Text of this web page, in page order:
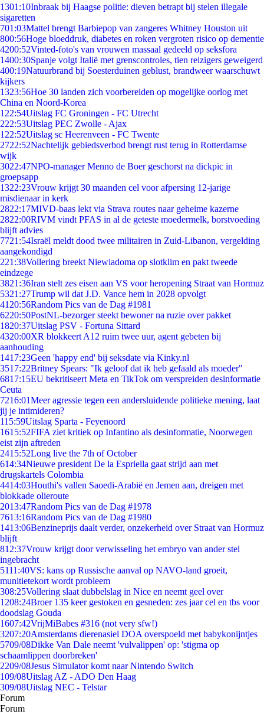
1301:10Inbraak bij Haagse politie: dieven betrapt bij stelen illegale
sigaretten
701:03Mattel brengt Barbiepop van zangeres Whitney Houston uit
800:56Hoge bloeddruk, diabetes en roken vergroten risico op dementie
4200:52Vinted-foto's van vrouwen massaal gedeeld op seksfora
1400:30Spanje volgt Italië met grenscontroles, tien reizigers geweigerd
400:19Natuurbrand bij Soesterduinen geblust, brandweer waarschuwt
kijkers
1323:56Hoe 30 landen zich voorbereiden op mogelijke oorlog met
China en Noord-Korea
1 22:54Uitslag FC Groningen - FC Utrecht
222:53Uitslag PEC Zwolle - Ajax
1 22:52Uitslag sc Heerenveen - FC Twente
2722:52Nachtelijk gebiedsverbod brengt rust terug in Rotterdamse
wijk
3022:47NPO-manager Menno de Boer geschorst na dickpic in
groepsapp
1322:23Vrouw krijgt 30 maanden cel voor afpersing 12-jarige
misdienaar in kerk
2822:17MIVD-baas lekt via Strava routes naar geheime kazerne
2822:00RIVM vindt PFAS in al de geteste moedermelk, borstvoeding
blijft advies
7721:54Israël meldt dood twee militairen in Zuid-Libanon, vergelding
aangekondigd
221:38Vollering breekt Niewiadoma op slotklim en pakt tweede
eindzege
3821:36Iran stelt zes eisen aan VS voor heropening Straat van Hormuz
5321:27Trump wil dat J.D. Vance hem in 2028 opvolgt
41 20:56Random Pics van de Dag #1981
6220:50PostNL-bezorger steekt bewoner na ruzie over pakket
1820:37Uitslag PSV - Fortuna Sittard
4320:00XR blokkeert A12 ruim twee uur, agent gebeten bij
aanhouding
1417:23Geen 'happy end' bij seksdate via Kinky.nl
3517:22Britney Spears: "Ik geloof dat ik heb gefaald als moeder"
6817:15EU bekritiseert Meta en TikTok om verspreiden desinformatie
Ceuta
7216:01Meer agressie tegen een andersluidende politieke mening, laat
jij je intimideren?
115:59Uitslag Sparta - Feyenoord
1615:52FIFA ziet kritiek op Infantino als desinformatie, Noorwegen
eist zijn aftreden
2415:52Long live the 7th of October
614:34Nieuwe president De la Espriella gaat strijd aan met
drugskartels Colombia
4414:03Houthi's vallen Saoedi-Arabië en Jemen aan, dreigen met
blokkade olieroute
2013:47Random Pics van de Dag #1978
7613:16Random Pics van de Dag #1980
1413:06Benzineprijs daalt verder, onzekerheid over Straat van Hormuz
blijft
812:37Vrouw krijgt door verwisseling het embryo van ander stel
ingebracht
5111:40VS: kans op Russische aanval op NAVO-land groeit,
munitietekort wordt probleem
308:25Vollering slaat dubbelslag in Nice en neemt geel over
1208:24Broer 135 keer gestoken en gesneden: zes jaar cel en tbs voor
doodslag Gouda
1607:42VrijMiBabes #316 (not very sfw!)
3207:20Amsterdams dierenasiel DOA overspoeld met babykonijntjes
5709/08Dikke Van Dale neemt 'vulvalippen' op: 'stigma op
schaamlippen doorbreken'
2209/08Jesus Simulator komt naar Nintendo Switch
109/08Uitslag AZ - ADO Den Haag
309/08Uitslag NEC - Telstar
Forum
Forum